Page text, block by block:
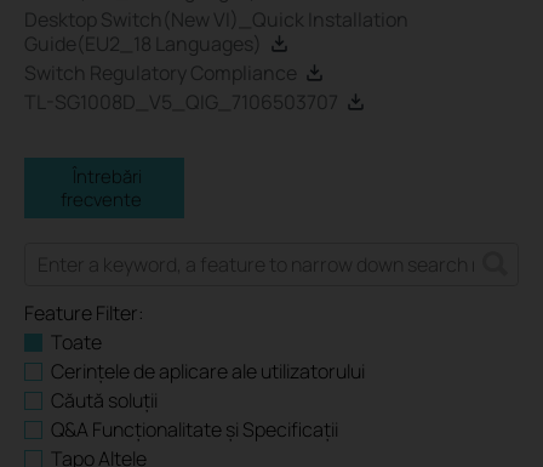
Desktop Switch(New VI)_Quick Installation
Guide(EU2_18 Languages)
Switch Regulatory Compliance
TL-SG1008D_V5_QIG_7106503707
Întrebări
frecvente
Feature Filter:
Toate
Cerințele de aplicare ale utilizatorului
Căută soluții
Q&A Funcționalitate și Specificații
Tapo Altele